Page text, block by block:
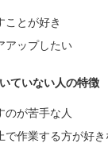
ことが好き
アップしたい
ていない人の特徴
のが苦手な人
で作業する方が好き